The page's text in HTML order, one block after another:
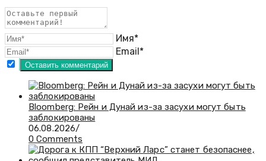
Имя*
Email*
Bloomberg: Рейн и Дунай из-за засухи могут быть
заблокированы
06.08.2026/
0 Comments